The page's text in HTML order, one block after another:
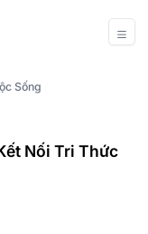
Sống
Nối Tri Thức